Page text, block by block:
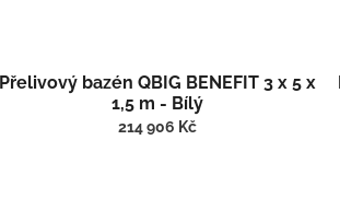
Přelivový bazén QBIG BENEFIT 3 x 5 x
1,5 m - Bílý
214 906 Kč